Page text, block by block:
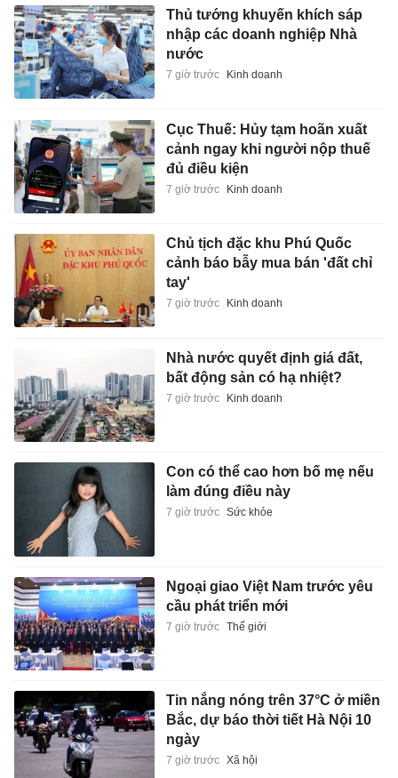
Thủ tướng khuyến khích sáp
nhập các doanh nghiệp Nhà
nước
7 giờ trước Kinh doanh
Cục Thuế: Hủy tạm hoãn xuất
cảnh ngay khi người nộp thuế
đủ điều kiện
7 giờ trước Kinh doanh
Chủ tịch đặc khu Phú Quốc
cảnh báo bẫy mua bán 'đất chỉ
tay'
7 giờ trước Kinh doanh
Nhà nước quyết định giá đất,
bất động sản có hạ nhiệt?
7 giờ trước Kinh doanh
Con có thể cao hơn bố mẹ nếu
làm đúng điều này
7 giờ trước Sức khỏe
Ngoại giao Việt Nam trước yêu
cầu phát triển mới
7 giờ trước Thế giới
Tin nắng nóng trên 37°C ở miền
Bắc, dự báo thời tiết Hà Nội 10
ngày
7 giờ trước Xã hội